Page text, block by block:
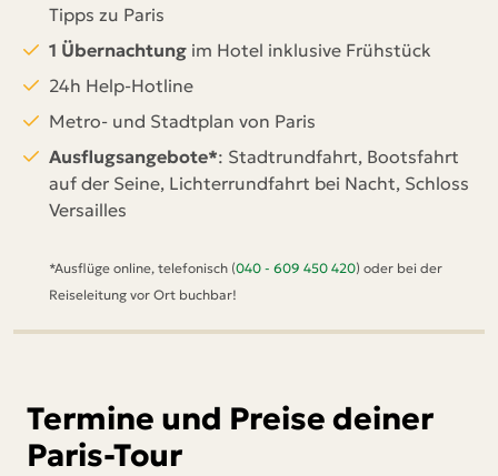
Tipps zu Paris
1 Übernachtung im Hotel inklusive Frühstück
24h Help-Hotline
Metro- und Stadtplan von Paris
Ausflugsangebote*: Stadtrundfahrt, Bootsfahrt
auf der Seine, Lichterrundfahrt bei Nacht, Schloss
Versailles
*Ausflüge online, telefonisch (040 - 609 450 420) oder bei der
Reiseleitung vor Ort buchbar!
Termine und Preise deiner
Paris-Tour